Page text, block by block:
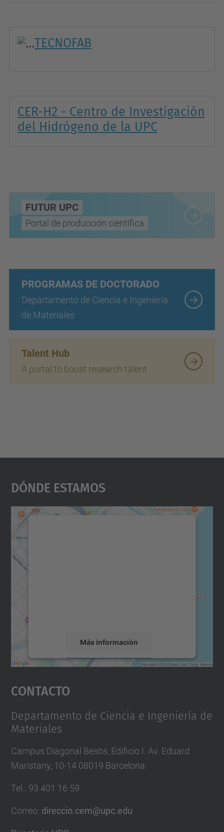
TECNOFAB
CER-H2 - Centro de Investigación
del Hidrógeno de la UPC
FUTUR UPC
Portal de producción científica
PROGRAMAS DE DOCTORADO
Departamento de Ciencia e Ingeniería
de Materiales
Talent Hub
A portal to boost research talent
Dónde Estamos
Más información
Aceptar
powered by
Contacto
Departamento de Ciencia e Ingeniería de
Materiales
Campus Diagonal Besòs, Edificio I. Av. Eduard
Maristany, 10-14 08019 Barcelona
Tel.: 93 401 16 59
Correo: direccio.cem@upc.edu